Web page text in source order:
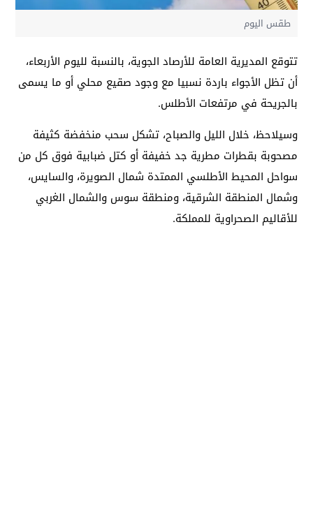
طقس اليوم
تتوقع المديرية العامة للأرصاد الجوية، بالنسبة لليوم الأربعاء،
أن تظل الأجواء باردة نسبيا مع وجود صقيع محلي أو ما يسمى
بالجريحة في مرتفعات الأطلس.
وسيلاحظ، خلال الليل والصباح، تشكل سحب منخفضة كثيفة
مصحوبة بقطرات مطرية جد خفيفة أو كتل ضبابية فوق كل من
سواحل المحيط الأطلسي الممتدة شمال الصويرة، والسايس،
وشمال المنطقة الشرقية، ومنطقة سوس والشمال الغربي
للأقاليم الصحراوية للمملكة.